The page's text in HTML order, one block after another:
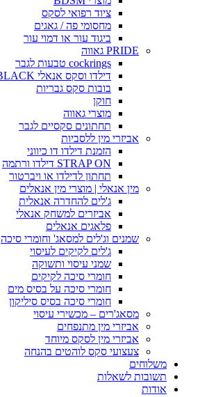
ציוד רפואי לסקס
מחסומי פה / גאגים
ביגוד עור או דמוי עור
PRIDE גאווה
cockrings טבעות לגבר
דילדו וסקס אנאלי ALL BLACK
בובות סקס גבריות
חוקן
מוצרי גאווה
תחתונים סקסיים לגבר
אביזרי מין ללסביות
הזמנת דילדו דו כיווני
STRAP ON דילדו ורתמה
תחתון לדילדו או ויברטור
מין אנאלי | מוצרי מין אנאלים
ג'לים להחדרה אנאלית
אביזרים למשחק אנאלי
פלאגים אנאלים
שמנים וג'לים למסאג' וחומרי סיכה
ג'לים לקיקים לעיסוי
שמני עיסוי ותשוקה
חומרי סיכה לקיקים
חומרי סיכה על בסיס מים
חומרי סיכה בסיס סיליקון
מסאג'רים – מכשירי עיסוי
אביזרי מין מתנפחים
אביזרי מין לסקס מיוחד
צעצועי סקס לוהטים בהנחה
משלוחים
תשובות לשאלות
אודות